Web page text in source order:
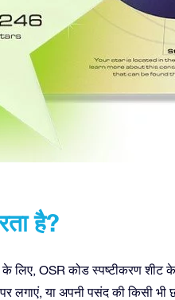
है?
के लिए, OSR कोड स्पष्टीकरण
लगाएं, या अपनी पसंद की किसी